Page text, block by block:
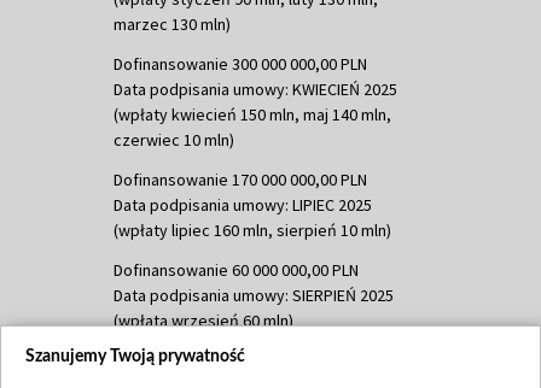
marzec 130 mln)
Dofinansowanie 300 000 000,00 PLN
Data podpisania umowy: KWIECIEŃ 2025
(wpłaty kwiecień 150 mln, maj 140 mln,
czerwiec 10 mln)
Dofinansowanie 170 000 000,00 PLN
Data podpisania umowy: LIPIEC 2025
(wpłaty lipiec 160 mln, sierpień 10 mln)
Dofinansowanie 60 000 000,00 PLN
Data podpisania umowy: SIERPIEŃ 2025
(wpłata wrzesień 60 mln)
Dofinansowanie 635 783 051,21 PLN
Szanujemy Twoją prywatność